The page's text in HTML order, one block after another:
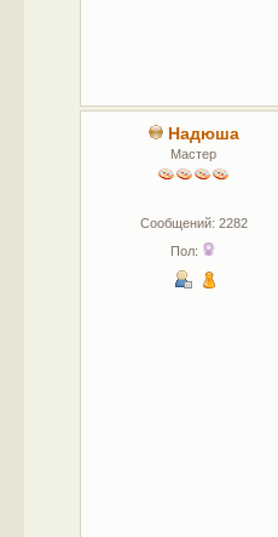
Надюша
Мастер
Сообщений: 2282
Пол: